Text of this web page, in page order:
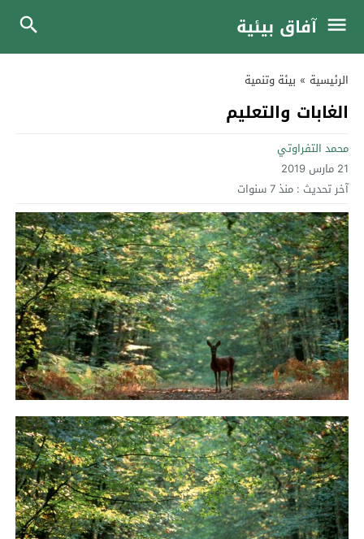
آفاق بيئية
الرئيسية » بيئة وتنمية
الغابات والتعليم
محمد التفراوتي
21 مارس 2019
آخر تحديث : منذ 7 سنوات